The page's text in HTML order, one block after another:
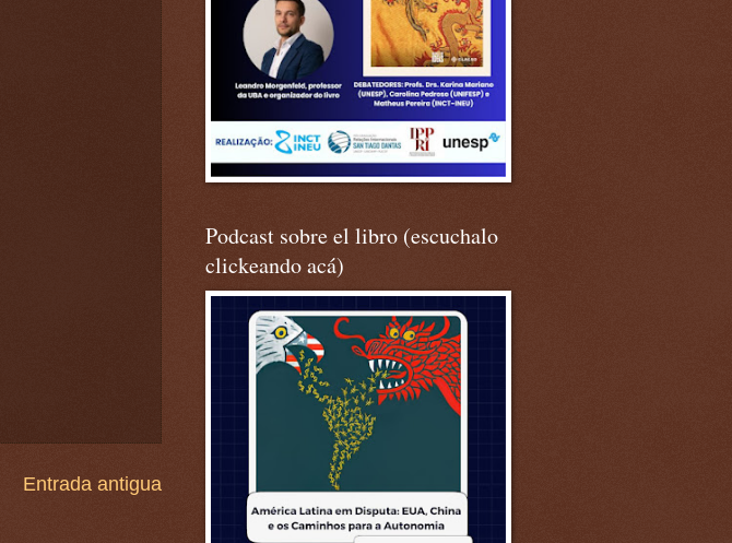
Entrada antigua
Podcast sobre el libro (escuchalo
clickeando acá)